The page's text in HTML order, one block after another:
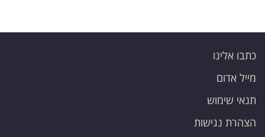
כתבו אלינו
מייל אדום
תנאי שימוש
הצהרת נגישות